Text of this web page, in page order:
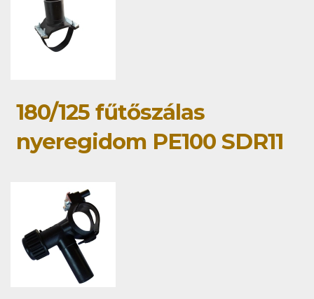
180/125 fűtőszálas
nyeregidom PE100 SDR11